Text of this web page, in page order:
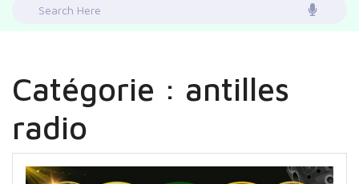
Search
Catégorie : antilles
radio